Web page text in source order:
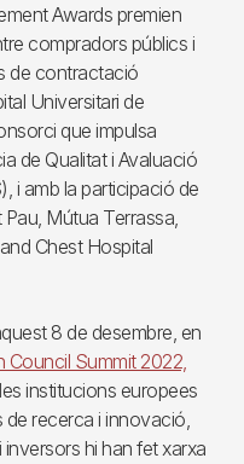
Awards premien
compradors públics i
de contractació
Universitari de
que impulsa
de Qualitat i Avaluació
i amb la participació de
Pau, Mútua Terrassa,
Chest Hospital
8 de desembre, en
Council Summit 2022,
institucions europees
de recerca i innovació,
hi han fet xarxa